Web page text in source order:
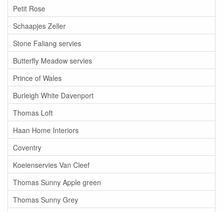
Petit Rose
Schaapjes Zeller
Stone Faliang servies
Butterfly Meadow servies
Prince of Wales
Burleigh White Davenport
Thomas Loft
Haan Home Interiors
Coventry
Koeienservies Van Cleef
Thomas Sunny Apple green
Thomas Sunny Grey